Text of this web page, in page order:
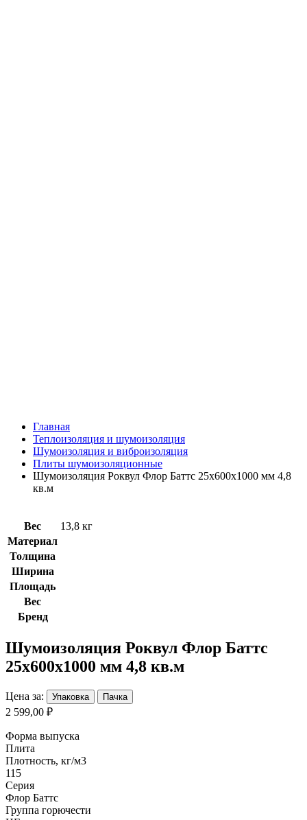
Главная
Теплоизоляция и шумоизоляция
Шумоизоляция и виброизоляция
Плиты шумоизоляционные
Шумоизоляция Роквул Флор Баттс 25х600х1000 мм 4,8
кв.м
Вес
13,8 кг
Материал
Толщина
Ширина
Площадь
Вес
Бренд
Шумоизоляция Роквул Флор Баттс
25х600х1000 мм 4,8 кв.м
Цена за: Упаковка Пачка
2 599,00 ₽
Форма выпуска
Плита
Плотность, кг/м3
115
Серия
Флор Баттс
Группа горючести